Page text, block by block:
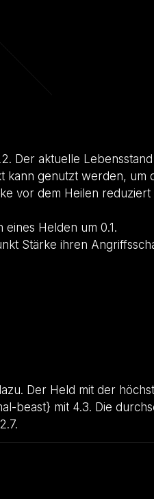
Der aktuelle Lebensstand
kann genutzt werden, um
vor dem Heilen
Helden um 0.1.
Stärke ihren
Der Held mit der
beast} mit 4.3. Die